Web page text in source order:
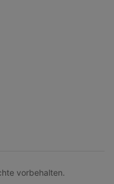
vorbehalten.